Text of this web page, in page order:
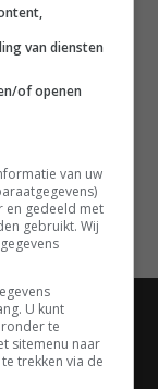
,
,
,Aki
van diensten
of openen
van uw
en gedeeld met
gebruikt. Wij
U kunt
te
sitemenu naar
trekken via de